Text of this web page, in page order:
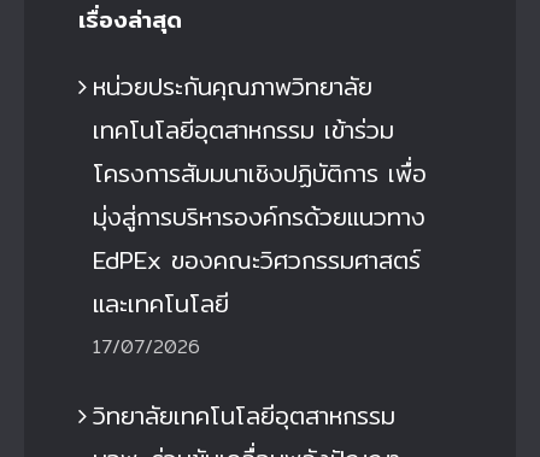
เรื่องล่าสุด
หน่วยประกันคุณภาพวิทยาลัย
เทคโนโลยีอุตสาหกรรม เข้าร่วม
โครงการสัมมนาเชิงปฏิบัติการ เพื่อ
มุ่งสู่การบริหารองค์กรด้วยแนวทาง
EdPEx ของคณะวิศวกรรมศาสตร์
และเทคโนโลยี
17/07/2026
วิทยาลัยเทคโนโลยีอุตสาหกรรม